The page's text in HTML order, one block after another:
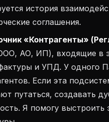
история
соглашения.
«Контрагенты»
АО, ИП), входящие в
и УПД. У одного
Если эта
путаться, создавать
Я помогу